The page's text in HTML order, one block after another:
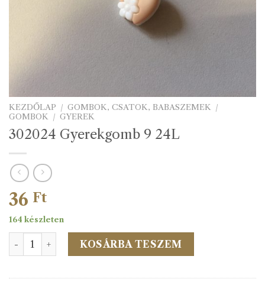
KEZDŐLAP / GOMBOK, CSATOK, BABASZEMEK /
GOMBOK / GYEREK
302024 Gyerekgomb 9 24L
36 Ft
164 készleten
302024 Gyerekgomb 9 24L mennyiség
KOSÁRBA TESZEM